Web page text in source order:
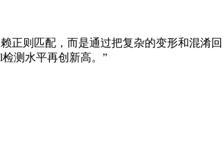
正则匹配，⽽是通过把复杂的变形和混淆
测水平再创新高。”